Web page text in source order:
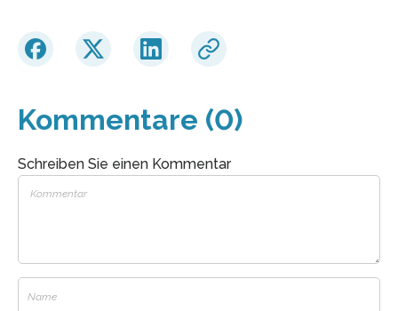
Kommentare (0)
Schreiben Sie einen Kommentar